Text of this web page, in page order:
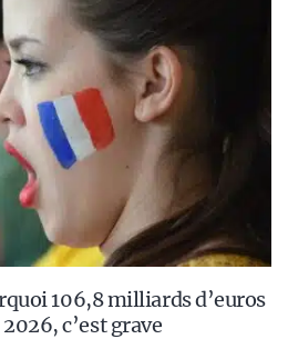
106,8 milliards d’euros
c’est grave